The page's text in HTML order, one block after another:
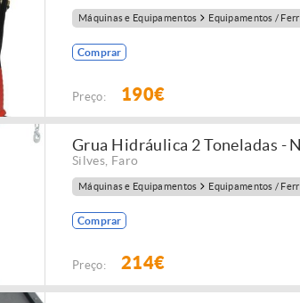
Máquinas e Equipamentos Equipamentos /
Comprar
Preço: 190€
Grua Hidráulica 2 Toneladas -
Silves Faro
Máquinas e Equipamentos Equipamentos /
Comprar
Preço: 214€